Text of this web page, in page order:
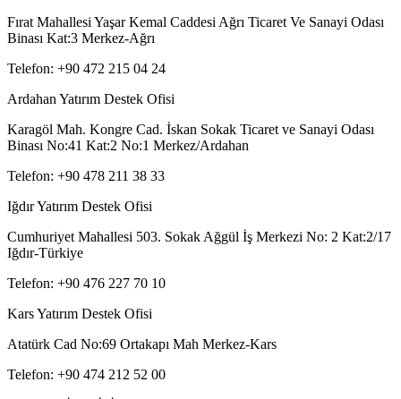
Fırat Mahallesi Yaşar Kemal Caddesi Ağrı Ticaret Ve Sanayi Odası
Binası Kat:3 Merkez-Ağrı
Telefon: +90 472 215 04 24
Ardahan Yatırım Destek Ofisi
Karagöl Mah. Kongre Cad. İskan Sokak Ticaret ve Sanayi Odası
Binası No:41 Kat:2 No:1 Merkez/Ardahan
Telefon: +90 478 211 38 33
Iğdır Yatırım Destek Ofisi
Cumhuriyet Mahallesi 503. Sokak Ağgül İş Merkezi No: 2 Kat:2/17
Iğdır-Türkiye
Telefon: +90 476 227 70 10
Kars Yatırım Destek Ofisi
Atatürk Cad No:69 Ortakapı Mah Merkez-Kars
Telefon: +90 474 212 52 00